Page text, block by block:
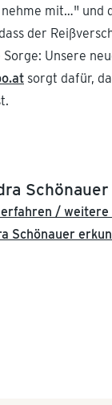
mit…" und
der
Unsere
sorgt dafür,
Schönauer
/ weitere
Schönauer